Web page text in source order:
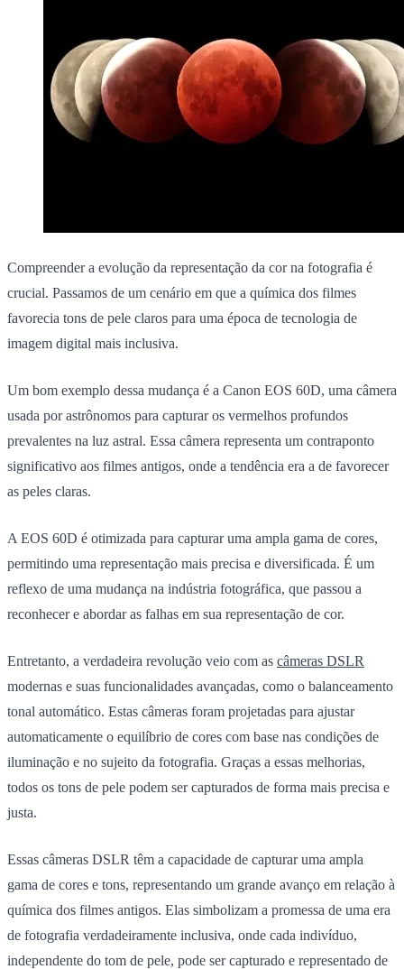
Compreender a evolução da representação da cor na fotografia é
crucial. Passamos de um cenário em que a química dos filmes
favorecia tons de pele claros para uma época de tecnologia de
imagem digital mais inclusiva.
Um bom exemplo dessa mudança é a Canon EOS 60D, uma câmera
usada por astrônomos para capturar os vermelhos profundos
prevalentes na luz astral. Essa câmera representa um contraponto
significativo aos filmes antigos, onde a tendência era a de favorecer
as peles claras.
A EOS 60D é otimizada para capturar uma ampla gama de cores,
permitindo uma representação mais precisa e diversificada. É um
reflexo de uma mudança na indústria fotográfica, que passou a
reconhecer e abordar as falhas em sua representação de cor.
Entretanto, a verdadeira revolução veio com as câmeras DSLR
modernas e suas funcionalidades avançadas, como o balanceamento
tonal automático. Estas câmeras foram projetadas para ajustar
automaticamente o equilíbrio de cores com base nas condições de
iluminação e no sujeito da fotografia. Graças a essas melhorias,
todos os tons de pele podem ser capturados de forma mais precisa e
justa.
Essas câmeras DSLR têm a capacidade de capturar uma ampla
gama de cores e tons, representando um grande avanço em relação à
química dos filmes antigos. Elas simbolizam a promessa de uma era
de fotografia verdadeiramente inclusiva, onde cada indivíduo,
independente do tom de pele, pode ser capturado e representado de